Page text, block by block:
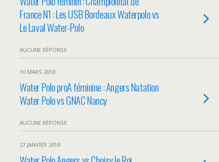
France N1 : Les USB Bordeaux Waterpolo vs
Le Laval Water-Polo
AUCUNE RÉPONSE
10 MARS 2018
Water Polo proA féminine : Angers Natation
Water Polo vs GNAC Nancy
AUCUNE RÉPONSE
27 JANVIER 2018